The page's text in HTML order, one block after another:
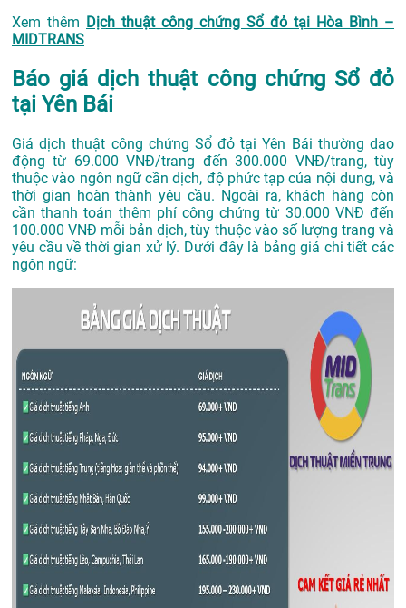
Xem thêm Dịch thuật công chứng Sổ đỏ tại Hòa Bình –
MIDTRANS
Báo giá dịch thuật công chứng Sổ đỏ
tại Yên Bái
Giá dịch thuật công chứng Sổ đỏ tại Yên Bái thường dao
động từ 69.000 VNĐ/trang đến 300.000 VNĐ/trang, tùy
thuộc vào ngôn ngữ cần dịch, độ phức tạp của nội dung, và
thời gian hoàn thành yêu cầu. Ngoài ra, khách hàng còn
cần thanh toán thêm phí công chứng từ 30.000 VNĐ đến
100.000 VNĐ mỗi bản dịch, tùy thuộc vào số lượng trang và
yêu cầu về thời gian xử lý. Dưới đây là bảng giá chi tiết các
ngôn ngữ: